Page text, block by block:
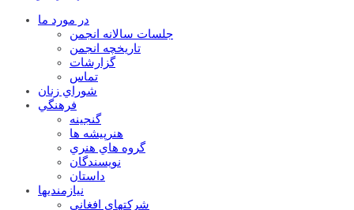
در مورد ما
جلسات سالانه انجمن
تاریخچه انجمن
گزارشات
تماس
شوراي زنان
فرهنگي
گنجينه
هنرپيشه ها
گروه هاي هنري
نويسندگان
داستان
نيازمنديها
شرکتهاي افغاني